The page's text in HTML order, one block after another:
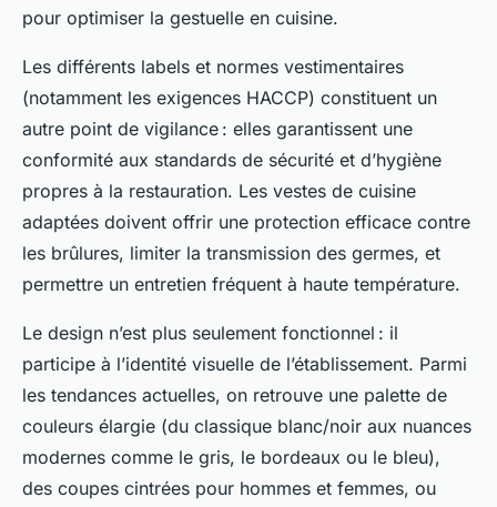
pour optimiser la gestuelle en cuisine.
Les différents labels et normes vestimentaires
(notamment les exigences HACCP) constituent un
autre point de vigilance : elles garantissent une
conformité aux standards de sécurité et d’hygiène
propres à la restauration. Les vestes de cuisine
adaptées doivent offrir une protection efficace contre
les brûlures, limiter la transmission des germes, et
permettre un entretien fréquent à haute température.
Le design n’est plus seulement fonctionnel : il
participe à l’identité visuelle de l’établissement. Parmi
les tendances actuelles, on retrouve une palette de
couleurs élargie (du classique blanc/noir aux nuances
modernes comme le gris, le bordeaux ou le bleu),
des coupes cintrées pour hommes et femmes, ou